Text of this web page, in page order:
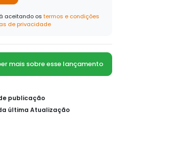
aceitando os termos e condições
de privacidade
mais sobre esse lançamento
publicação
última Atualização